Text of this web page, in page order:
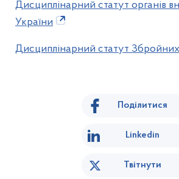
Дисциплінарний статут органів
України
Дисциплінарний статут
Поділитися
Linkedin
Твітнути